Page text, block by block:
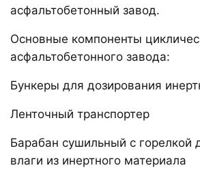
асфальтобетонный завод.
Основные компоненты
асфальтобетонного завода:
Бункеры для дозирования
Ленточный транспортер
Барабан сушильный с горелкой
влаги из инертного материала